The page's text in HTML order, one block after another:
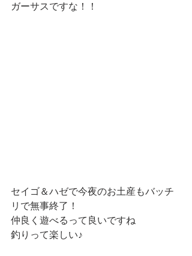
ガーサスですな！！
セイゴ＆ハゼで今夜のお土産もバッチ
リで無事終了！
仲良く遊べるって良いですね
釣りって楽しい♪